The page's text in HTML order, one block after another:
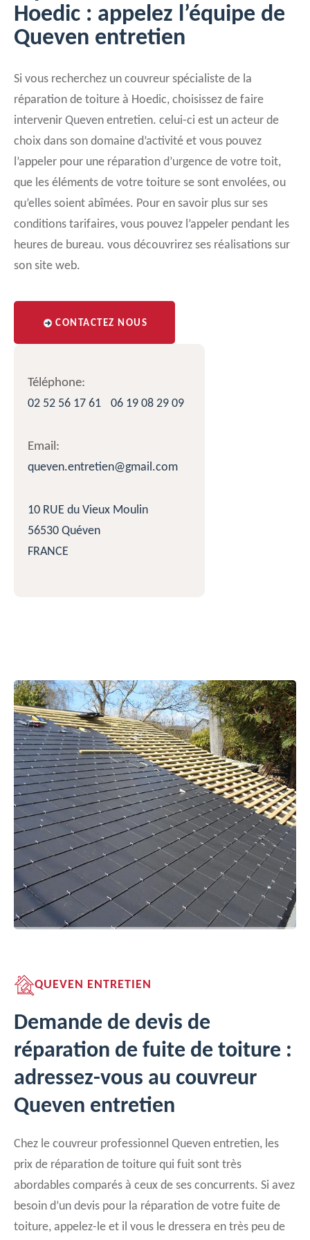
Hoedic : appelez l’équipe de
Queven entretien
Si vous recherchez un couvreur spécialiste de la
réparation de toiture à Hoedic, choisissez de faire
intervenir Queven entretien. celui-ci est un acteur de
choix dans son domaine d’activité et vous pouvez
l’appeler pour une réparation d’urgence de votre toit,
que les éléments de votre toiture se sont envolées, ou
qu’elles soient abîmées. Pour en savoir plus sur ses
conditions tarifaires, vous pouvez l’appeler pendant les
heures de bureau. vous découvrirez ses réalisations sur
son site web.
CONTACTEZ NOUS
Téléphone:
02 52 56 17 61
06 19 08 29 09
Email:
queven.entretien@gmail.com
10 RUE du Vieux Moulin
56530 Quéven
FRANCE
QUEVEN ENTRETIEN
Demande de devis de
réparation de fuite de toiture :
adressez-vous au couvreur
Queven entretien
Chez le couvreur professionnel Queven entretien, les
prix de réparation de toiture qui fuit sont très
abordables comparés à ceux de ses concurrents. Si avez
besoin d’un devis pour la réparation de votre fuite de
toiture, appelez-le et il vous le dressera en très peu de